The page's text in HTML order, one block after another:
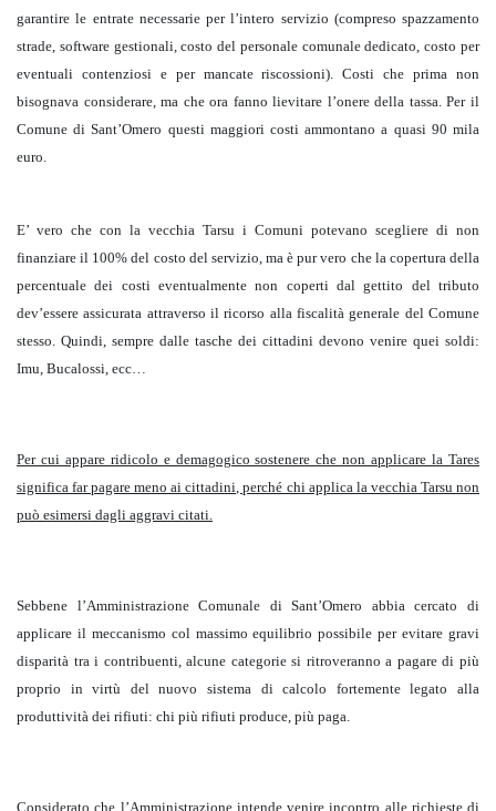
garantire le entrate necessarie per l’intero servizio (compreso spazzamento
strade, software gestionali, costo del personale comunale dedicato, costo per
eventuali contenziosi e per mancate riscossioni). Costi che prima non
bisognava considerare, ma che ora fanno lievitare l’onere della tassa. Per il
Comune di Sant’Omero questi maggiori costi ammontano a quasi 90 mila
euro.
E’ vero che con la vecchia Tarsu i Comuni potevano scegliere di non
finanziare il 100% del costo del servizio, ma è pur vero che la copertura della
percentuale dei costi eventualmente non coperti dal gettito del tributo
dev’essere assicurata attraverso il ricorso alla fiscalità generale del Comune
stesso. Quindi, sempre dalle tasche dei cittadini devono venire quei soldi:
Imu, Bucalossi, ecc…
Per cui appare ridicolo e demagogico sostenere che non applicare la Tares
significa far pagare meno ai cittadini, perché chi applica la vecchia Tarsu non
può esimersi dagli aggravi citati.
Sebbene l’Amministrazione Comunale di Sant’Omero abbia cercato di
applicare il meccanismo col massimo equilibrio possibile per evitare gravi
disparità tra i contribuenti, alcune categorie si ritroveranno a pagare di più
proprio in virtù del nuovo sistema di calcolo fortemente legato alla
produttività dei rifiuti: chi più rifiuti produce, più paga.
Considerato che l’Amministrazione intende venire incontro alle richieste di